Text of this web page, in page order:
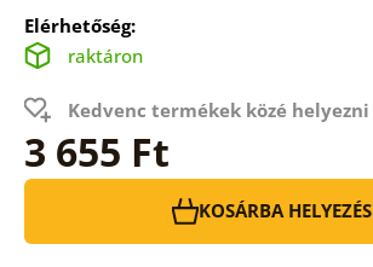
Elérhetőség:
raktáron
Kedvenc termékek közé helyezni
3 655 Ft
KOSÁRBA HELYEZÉS